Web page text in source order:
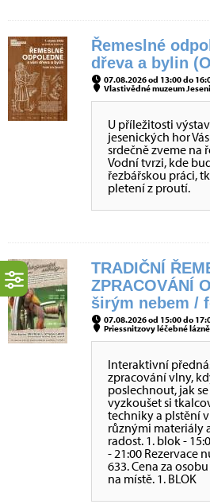
Řemeslné
dřeva a bylin
07.08.2026 od 13:00 do
Vlastivědné muzeum
U příležitosti
jesenických hor
srdečně zveme na
Vodní tvrzi, kde
řezbářskou práci,
pletení z proutí.
TRADIČNÍ
ZPRACOVÁNÍ
širým nebem /
07.08.2026 od 15:00 do
Priessnitzovy léčebné
Interaktivní
zpracování vlny,
poslechnout, jak
vyzkoušet si
techniky a plstění
různými materiály
radost. 1. blok -
- 21:00 Rezervace
633. Cena za
na místě. 1. BLOK